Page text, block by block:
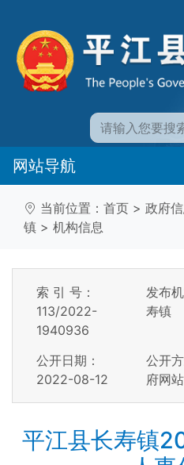
网站导航
当前位置： 首页 > 政府
镇 > 机构信息
索 引 号：
113/2022-
1940936
发布
寿镇
公开日期：
2022-08-12
公开
府网站
平江县长寿镇